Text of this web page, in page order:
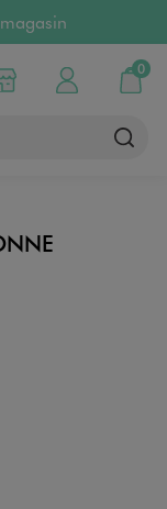
mon magasin
Mon compte
0
Mon